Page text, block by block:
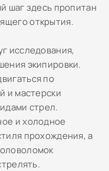
шаг здесь пропитан
открытия.
исследования,
экипировки.
по
и мастерски
стрел.
и холодное
прохождения, а